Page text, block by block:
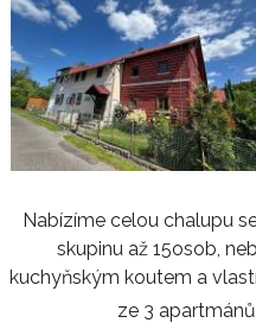
Nabízíme celou chalupu
skupinu až 15osob,
kuchyňským koutem a
ze 3